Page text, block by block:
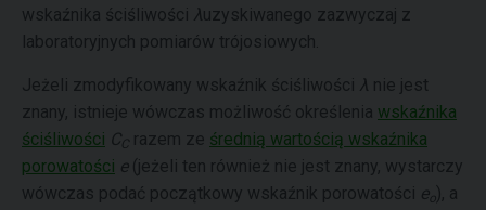
wskaźnika ściśliwości λuzyskiwanego zazwyczaj z
laboratoryjnych pomiarów trójosiowych.
Jeżeli zmodyfikowany wskaźnik ściśliwości λ nie jest
znany, istnieje wówczas możliwość określenia wskaźnika
ściśliwości CC razem ze średnią wartością wskaźnika
porowatości e(jeżeli ten również nie jest znany, wystarczy
wówczas podać początkowy wskaźnik porowatości eo), a